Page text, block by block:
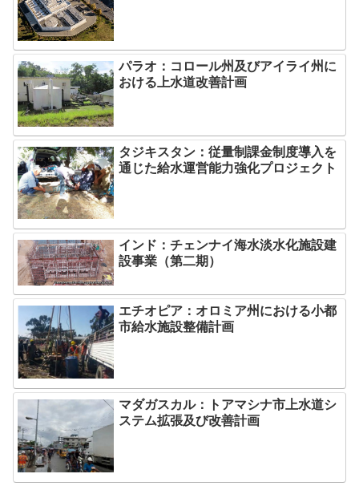
パラオ：コロール州及びアイライ州に
おける上水道改善計画
タジキスタン：従量制課金制度導入を
通じた給水運営能力強化プロジェクト
インド：チェンナイ海水淡水化施設建
設事業（第二期）
エチオピア：オロミア州における小都
市給水施設整備計画
マダガスカル：トアマシナ市上水道シ
ステム拡張及び改善計画